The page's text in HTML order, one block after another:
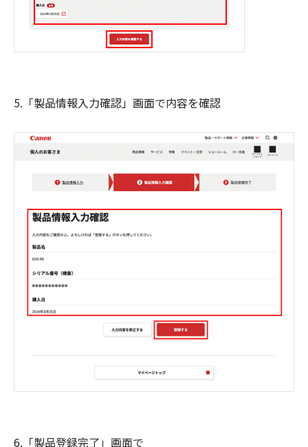
5.「製品情報入力確認」画面で内容を確認
6.「製品登録完了」画面で